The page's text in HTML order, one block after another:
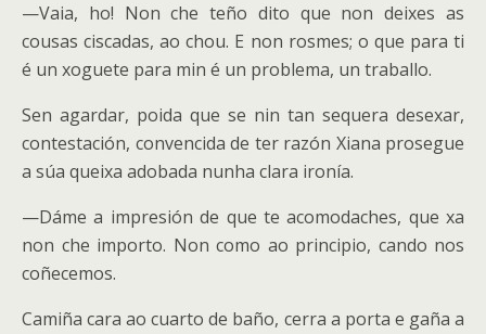
—Vaia, ho! Non che teño dito que non deixes as
cousas ciscadas, ao chou. E non rosmes; o que para ti
é un xoguete para min é un problema, un traballo.
Sen agardar, poida que se nin tan sequera desexar,
contestación, convencida de ter razón Xiana prosegue
a súa queixa adobada nunha clara ironía.
—Dáme a impresión de que te acomodaches, que xa
non che importo. Non como ao principio, cando nos
coñecemos.
Camiña cara ao cuarto de baño, cerra a porta e gaña a